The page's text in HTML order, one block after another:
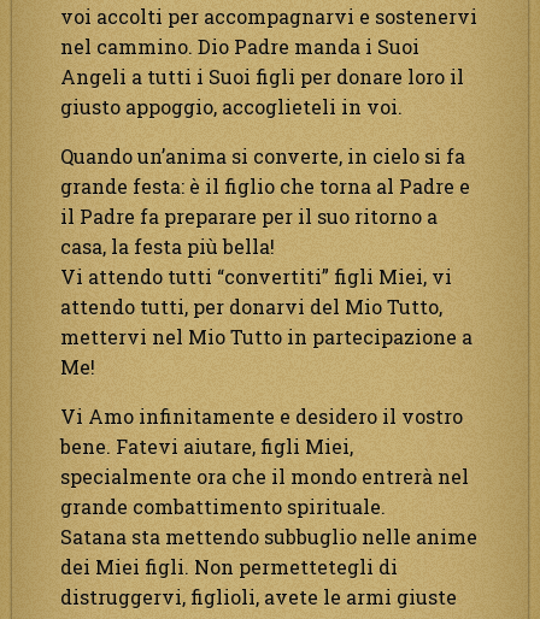
voi accolti per accompagnarvi e sostenervi
nel cammino. Dio Padre manda i Suoi
Angeli a tutti i Suoi figli per donare loro il
giusto appoggio, accoglieteli in voi.
Quando un’anima si converte, in cielo si fa
grande festa: è il figlio che torna al Padre e
il Padre fa preparare per il suo ritorno a
casa, la festa più bella!
Vi attendo tutti “convertiti” figli Miei, vi
attendo tutti, per donarvi del Mio Tutto,
mettervi nel Mio Tutto in partecipazione a
Me!
Vi Amo infinitamente e desidero il vostro
bene. Fatevi aiutare, figli Miei,
specialmente ora che il mondo entrerà nel
grande combattimento spirituale.
Satana sta mettendo subbuglio nelle anime
dei Miei figli. Non permettetegli di
distruggervi, figlioli, avete le armi giuste